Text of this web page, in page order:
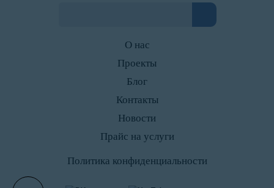
О нас
Проекты
Блог
Контакты
Новости
Прайс на услуги
Политика конфиденциальности